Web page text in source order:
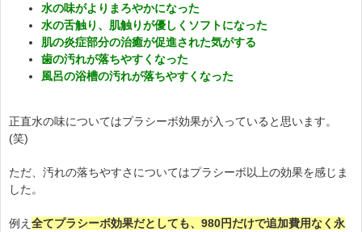
水の味がよりまろやかになった
水の舌触り、肌触りが優しくソフトになった
肌の炎症部分の治癒が促進された気がする
歯の汚れが落ちやすくなった
風呂の浴槽の汚れが落ちやすくなった
正直水の味についてはプラシーボ効果が入っていると思います。
(笑)
ただ、汚れの落ちやすさについてはプラシーボ以上の効果を感じま
した。
例え 全てプラシーボ効果だとしても、980円だけで追加費用なく永